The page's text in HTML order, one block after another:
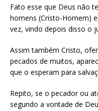
Fato esse que Deus não
homens (Cristo-Homem)
vez, vindo depois disso o
Assim também Cristo,
pecados de muitos,
que o esperam para
Repito, se o pecador ou
segundo a vontade de